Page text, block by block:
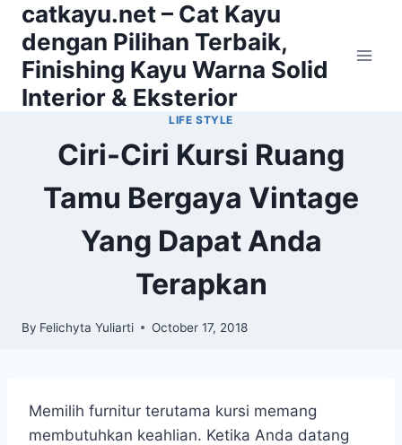
Skip
content
catkayu.net – Cat Kayu
dengan Pilihan Terbaik,
Finishing Kayu Warna Solid
Interior & Eksterior
LIFE STYLE
Ciri-Ciri Kursi Ruang
Tamu Bergaya Vintage
Yang Dapat Anda
Terapkan
By Felichyta Yuliarti October 17, 2018
Memilih furnitur terutama kursi memang
membutuhkan keahlian. Ketika Anda datang